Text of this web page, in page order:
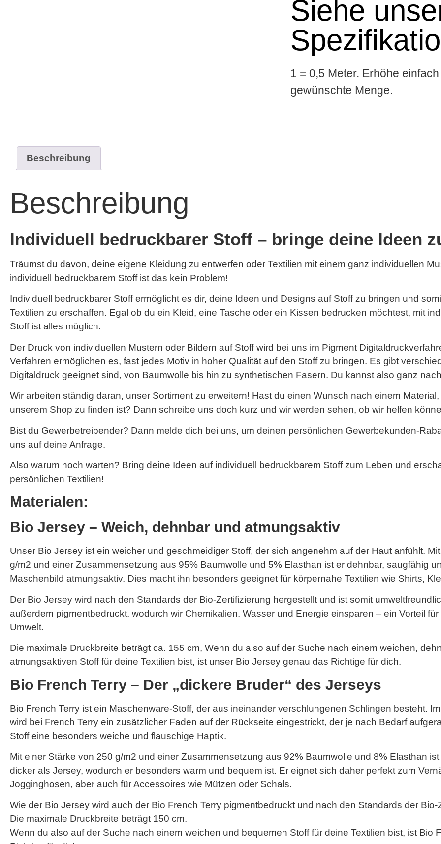
Siehe
1 = 0,5 Meter. Erhöhe
gewünschte Menge.
Beschreibung
Beschreibung
Individuell bedruckbarer Stoff – bringe deine Ideen
Träumst du davon, deine eigene Kleidung zu entwerfen oder Textilien mit einem ganz individuellen
individuell bedruckbarem Stoff ist das kein Problem!
Individuell bedruckbarer Stoff ermöglicht es dir, deine Ideen und Designs auf Stoff zu bringen und
Textilien zu erschaffen. Egal ob du ein Kleid, eine Tasche oder ein Kissen bedrucken möchtest, mit
Stoff ist alles möglich.
Der Druck von individuellen Mustern oder Bildern auf Stoff wird bei uns im Pigment
Verfahren ermöglichen es, fast jedes Motiv in hoher Qualität auf den Stoff zu bringen. Es gibt
Digitaldruck geeignet sind, von Baumwolle bis hin zu synthetischen Fasern. Du kannst also ganz
Wir arbeiten ständig daran, unser Sortiment zu erweitern! Hast du einen Wunsch nach einem
unserem Shop zu finden ist? Dann schreibe uns doch kurz und wir werden sehen, ob wir helfen
Bist du Gewerbetreibender? Dann melde dich bei uns, um deinen persönlichen Gewerbekunden-
uns auf deine Anfrage.
Also warum noch warten? Bring deine Ideen auf individuell bedruckbarem Stoff zum Leben und
persönlichen Textilien!
Materialen:
Bio Jersey – Weich, dehnbar und atmungsaktiv
Unser Bio Jersey ist ein weicher und geschmeidiger Stoff, der sich angenehm auf der Haut anfühlt.
g/m2 und einer Zusammensetzung aus 95% Baumwolle und 5% Elasthan ist er dehnbar, saugfähig
Maschenbild atmungsaktiv. Dies macht ihn besonders geeignet für körpernahe Textilien wie Shirts,
Der Bio Jersey wird nach den Standards der Bio-Zertifizierung hergestellt und ist somit
außerdem pigmentbedruckt, wodurch wir Chemikalien, Wasser und Energie einsparen – ein Vorteil
Umwelt.
Die maximale Druckbreite beträgt ca. 155 cm, Wenn du also auf der Suche nach einem weichen,
atmungsaktiven Stoff für deine Textilien bist, ist unser Bio Jersey genau das Richtige für dich.
Bio French Terry – Der „dickere Bruder“ des Jerseys
Bio French Terry ist ein Maschenware-Stoff, der aus ineinander verschlungenen Schlingen besteht.
wird bei French Terry ein zusätzlicher Faden auf der Rückseite eingestrickt, der je nach Bedarf
Stoff eine besonders weiche und flauschige Haptik.
Mit einer Stärke von 250 g/m2 und einer Zusammensetzung aus 92% Baumwolle und 8% Elasthan
dicker als Jersey, wodurch er besonders warm und bequem ist. Er eignet sich daher perfekt zum
Jogginghosen, aber auch für Accessoires wie Mützen oder Schals.
Wie der Bio Jersey wird auch der Bio French Terry pigmentbedruckt und nach den Standards der
Die maximale Druckbreite beträgt 150 cm.
Wenn du also auf der Suche nach einem weichen und bequemen Stoff für deine Textilien bist, ist Bio